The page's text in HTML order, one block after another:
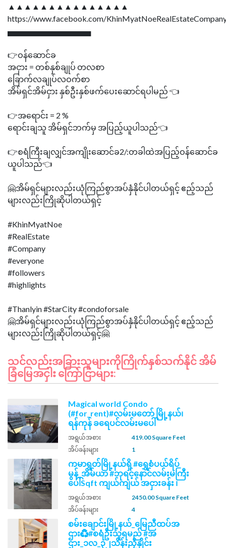
▲▲▲▲▲▲▲▲▲▲▲▲▲▲▲
https://www.facebook.com/
▄▄▄▄▄▄▄▄▄▄▄▄▄▄▄
👉ဝန်ဆောင်ခ
အငှား = တစ်နှစ်ချုပ် တလစာ
ခြောက်လချုပ်လဝက်စာ
အိမ်ရှင်အိမ်ငှား နှစ်ဦးနှစ်ဖက်ပေးဆောင်ရပါမည် 👈
👉အရောင်း = 2 %
ရောင်းချသူ အိမ်ရှင်ဘက်မှ အပြည့်ယူပါသည်👈
👉စရံကြီးချလျှင်အကျိုးဆောင်ခ2/:တခါထဲအပြည့်ဝန်ဆောင်ခ
ယူပါသည်👈
🤗အိမ်ရှင်များလည်းယုံကြည်စွာအပ်နှံနိုင်ပါတယ်ရှင့် ဧည့်သည်
များလည်းကြိုဆိုပါတယ်ရှင့်
#KhinMyatNoe
#RealEstate
#Company
#everyone
#followers
#highlights
#Thanlyin #StarCity #condoforsale
🤗အိမ်ရှင်များလည်းယုံကြည်စွာအပ်နှံနိုင်ပါတယ်ရှင့် ဧည့်သည်
သင်လည်းအခြားသူများကိုကြိုက်နှစ်သက်နိုင် အိမ်
ခြံမြေအငှါး ကြော်ငြာများ:
Magical world Condo
(#for_rent)#လမ်းမတော် မြို့နယ်၊
ရန်ကုန် ခရေပင်လမ်းမပေါ်
အရွယ်အစား
419.00 Square Feet
အိပ်ခန်းများ
1
ကမာရွတ်မြို့နယ်ရှိ #ရွှေစံပယ်ရိပ်
မွန်_အိမ်ယာ #ဘုရင့်နောင်လမ်းမကြီး
ပေါ်Sqft ကျယ်ကျယ် အငှားခန်း ၊
အရွယ်အစား
2450.00 Square Feet
အိပ်ခန်းများ
4
စမ်းချောင်းမြို့နယ်_မြေညီထပ်အ
ဌား♻️#စရံဦးသူရမည် #အ
ဌား_၁လ_၃၂သိန်းညှိနှိုင်း